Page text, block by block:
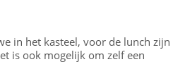
in het kasteel, voor de lunch zijn
is ook mogelijk om zelf een